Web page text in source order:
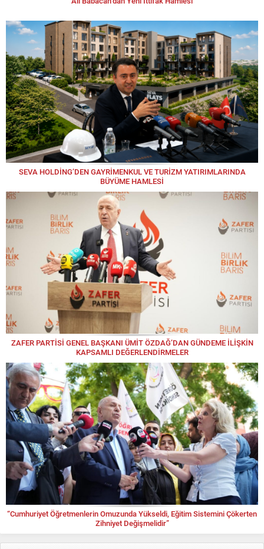
SEVA HOLDİNG’DEN GAYRİMENKUL VE TURİZM YATIRIMLARINDA
BÜYÜME HAMLESİ
ZAFER PARTİSİ GENEL BAŞKANI ÜMİT ÖZDAĞ’DAN GÜNDEME İLİŞKİN
KAPSAMLI DEĞERLENDİRMELER
“Cumhuriyet Öğretmenlerin Omuzunda Yükseldi, Eğitim Sistemini Çökerten
Zihniyet Değişmelidir”